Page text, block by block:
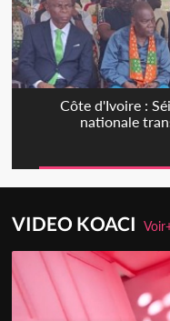
Côte d'Ivoire :
nationale
VIDEO KOACI